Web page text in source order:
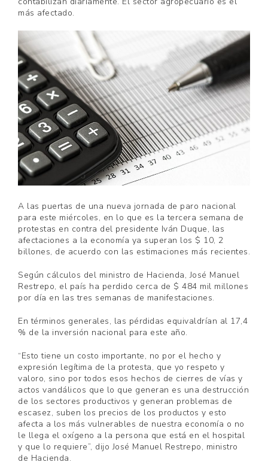
más afectado.
A las puertas de una nueva jornada de paro nacional
para este miércoles, en lo que es la tercera semana de
protestas en contra del presidente Iván Duque, las
afectaciones a la economía ya superan los $ 10, 2
billones, de acuerdo con las estimaciones más recientes.
Según cálculos del ministro de Hacienda, José Manuel
Restrepo, el país ha perdido cerca de $ 484 mil millones
por día en las tres semanas de manifestaciones.
En términos generales, las pérdidas equivaldrían al 17,4
% de la inversión nacional para este año.
“Esto tiene un costo importante, no por el hecho y
expresión legítima de la protesta, que yo respeto y
valoro, sino por todos esos hechos de cierres de vías y
actos vandálicos que lo que generan es una destrucción
de los sectores productivos y generan problemas de
escasez, suben los precios de los productos y esto
afecta a los más vulnerables de nuestra economía o no
le llega el oxígeno a la persona que está en el hospital
y que lo requiere”, dijo José Manuel Restrepo, ministro
de Hacienda.